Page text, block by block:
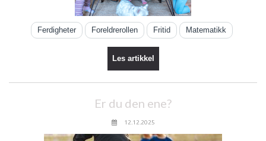
Ferdigheter Foreldrerollen Fritid Matematikk
Les artikkel
Er du den ene?
12.12.2025